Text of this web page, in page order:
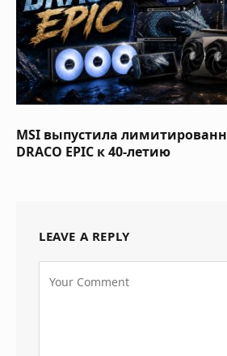
MSI выпустила
DRACO EPIC к 40-летию
LEAVE A REPLY